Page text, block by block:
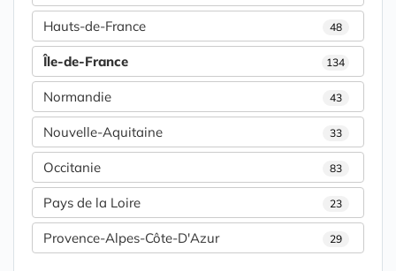
Hauts-de-France 48
Île-de-France 134
Normandie 43
Nouvelle-Aquitaine 33
Occitanie 83
Pays de la Loire 23
Provence-Alpes-Côte-D'Azur 29